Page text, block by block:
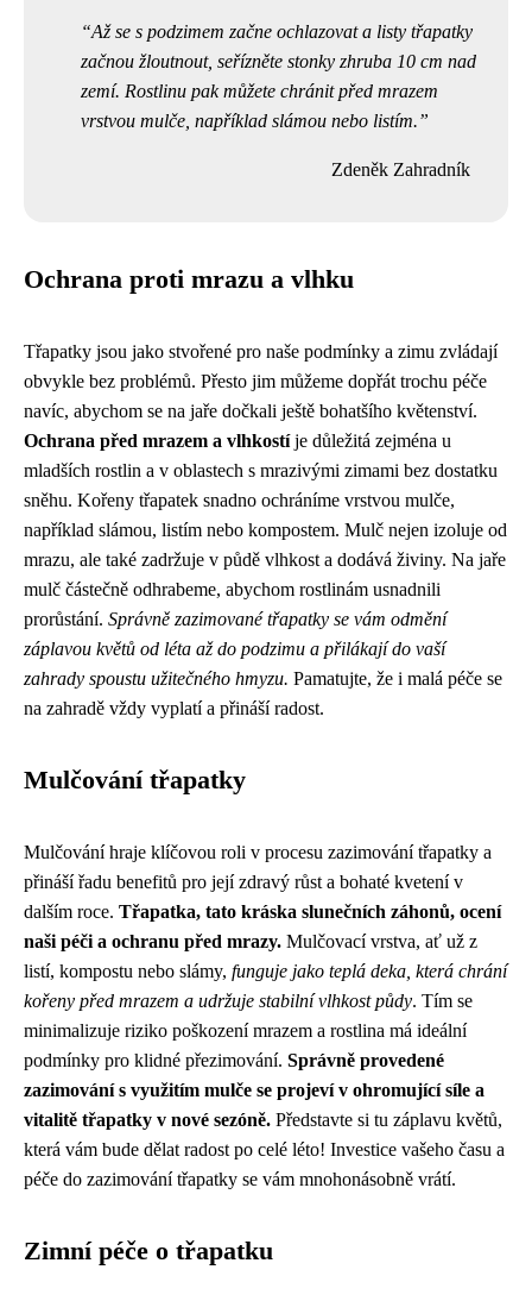
Až se s podzimem začne ochlazovat a listy třapatky
začnou žloutnout, seřízněte stonky zhruba 10 cm nad
zemí. Rostlinu pak můžete chránit před mrazem
vrstvou mulče, například slámou nebo listím.
Zdeněk Zahradník
Ochrana proti mrazu a vlhku
Třapatky jsou jako stvořené pro naše podmínky a zimu zvládají
obvykle bez problémů. Přesto jim můžeme dopřát trochu péče
navíc, abychom se na jaře dočkali ještě bohatšího květenství.
Ochrana před mrazem a vlhkostíje důležitá zejména u
mladších rostlin a v oblastech s mrazivými zimami bez dostatku
sněhu. Kořeny třapatek snadno ochráníme vrstvou mulče,
například slámou, listím nebo kompostem. Mulč nejen izoluje od
mrazu, ale také zadržuje v půdě vlhkost a dodává živiny. Na jaře
mulč částečně odhrabeme, abychom rostlinám usnadnili
prorůstání. Správně zazimované třapatky se vám odmění
záplavou květů od léta až do podzimu a přilákají do vaší
zahrady spoustu užitečného hmyzu. Pamatujte, že i malá péče se
na zahradě vždy vyplatí a přináší radost.
Mulčování třapatky
Mulčování hraje klíčovou roli v procesu zazimování třapatky a
přináší řadu benefitů pro její zdravý růst a bohaté kvetení v
dalším roce. Třapatka, tato kráska slunečních záhonů, ocení
naši péči a ochranu před mrazy. Mulčovací vrstva, ať už z
listí, kompostu nebo slámy, funguje jako teplá deka, která chrání
kořeny před mrazem a udržuje stabilní vlhkost půdy. Tím se
minimalizuje riziko poškození mrazem a rostlina má ideální
podmínky pro klidné přezimování. Správně provedené
zazimování s využitím mulče se projeví v ohromující síle a
vitalitě třapatky v nové sezóně. Představte si tu záplavu květů,
která vám bude dělat radost po celé léto! Investice vašeho času a
péče do zazimování třapatky se vám mnohonásobně vrátí.
Zimní péče o třapatku